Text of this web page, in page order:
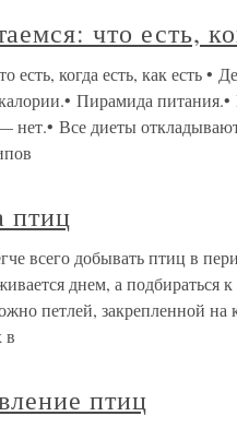
что есть,
есть, когда есть, как есть •
Пирамида
нет.• Все диеты
птиц
всего добывать птиц в
днем, а подбираться
петлей, закрепленной
в
птиц